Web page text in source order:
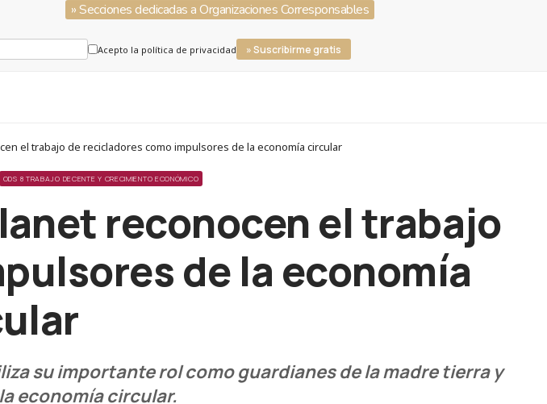
» Secciones dedicadas a Organizaciones Corresponsables
Acepto la política de privacidad » Suscribirme gratis
el trabajo de recicladores como impulsores de la economía circular
ODS 8 TRABAJO DECENTE Y CRECIMIENTO ECONÓMICO
reconocen el trabajo
de la economía
su importante rol como guardianes de la madre tierra y
economía circular.